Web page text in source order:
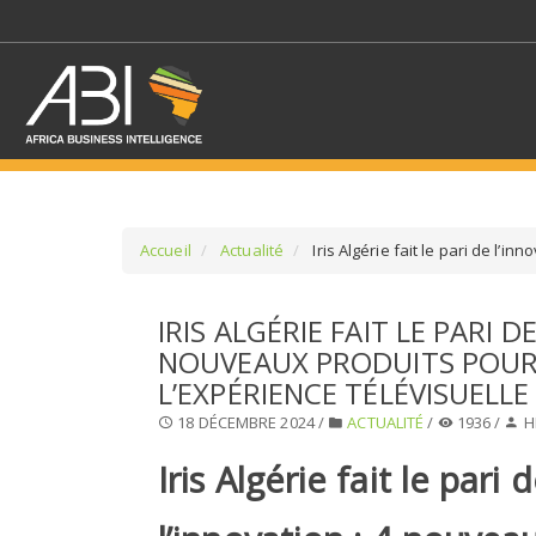
SELECTIONNEZ UNE
Accueil Actualité Iris Algérie fait le pari de
IRIS ALGÉRIE FAIT LE PARI
NOUVEAUX PRODUITS
L’EXPÉRIENCE TÉLÉVISUELLE
18 DÉCEMBRE 2024 / ACTUALITÉ / 1936 /
Iris Algérie fait le pari